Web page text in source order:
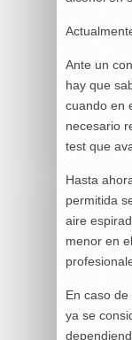
Ante un
hay que
cuando en
necesario
test que
Hasta
permitida
aire
menor en
En caso
ya se